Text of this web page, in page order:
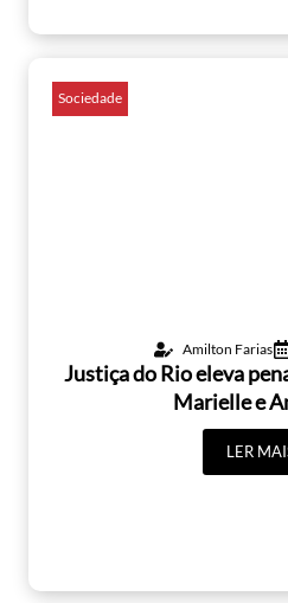
Sociedade
Amilton Farias
Justiça do Rio eleva
Marielle e
LER